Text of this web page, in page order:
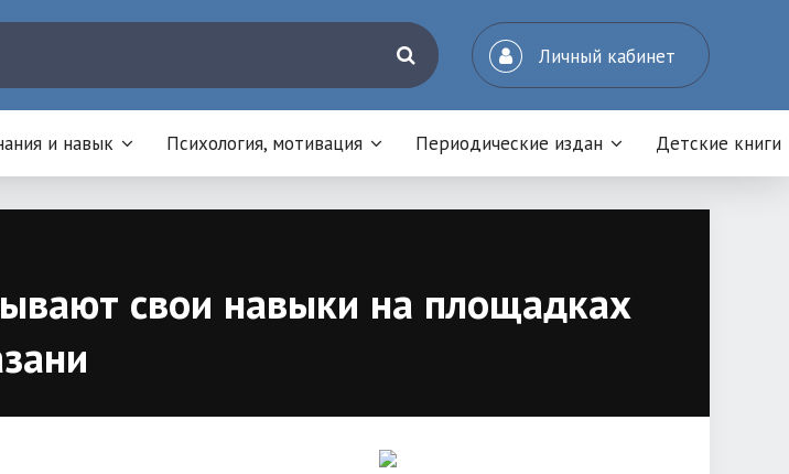
Личный кабинет
и навык Психология, мотивация Периодические издан Детские книги
свои навыки на площадках